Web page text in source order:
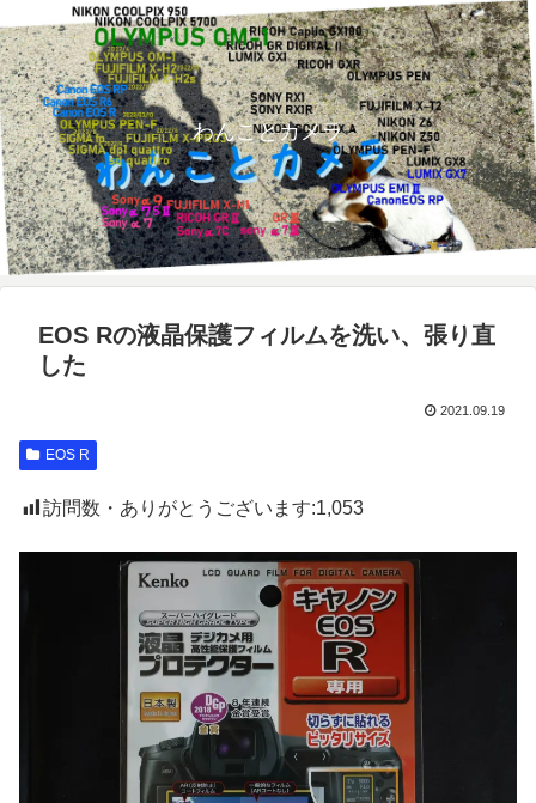
わんことカメラ
EOS Rの液晶保護フィルムを洗い、張り直
した
2021.09.19
EOS R
訪問数・ありがとうございます:1,053